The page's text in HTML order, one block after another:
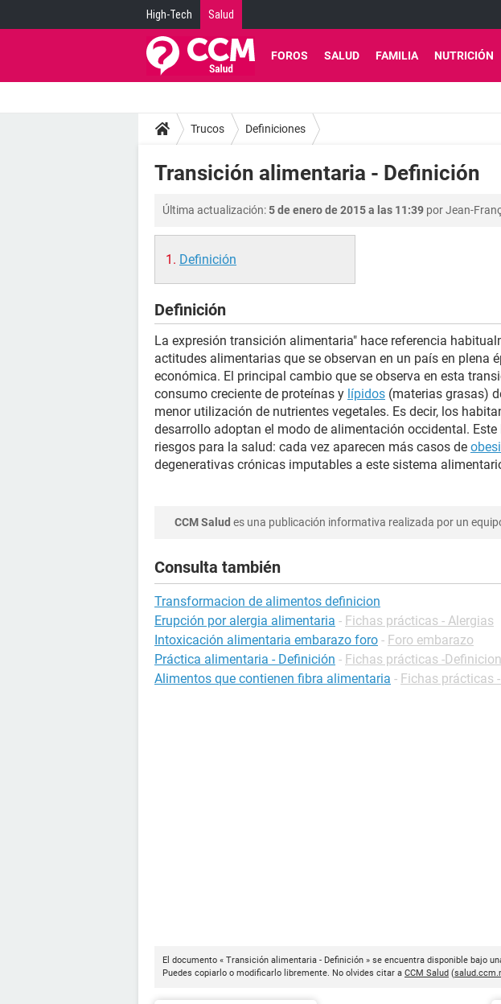
High-Tech Salud
FOROS SALUD FAMILIA NUTRICIÓN
Trucos Definiciones
Transición alimentaria - Definición
Última actualización:5 de enero de 2015 a las 11:39 porJean-
Definición
Definición
La expresión transición alimentaria" hace referencia
actitudes alimentarias que se observan en un país en plena
económica. El principal cambio que se observa en esta
consumo creciente de proteínas y lípidos (materias grasas)
menor utilización de nutrientes vegetales. Es decir, los
desarrollo adoptan el modo de alimentación occidental. Este
riesgos para la salud: cada vez aparecen más casos de
degenerativas crónicas imputables a este sistema
CCM Salud es una publicación informativa realizada por un
Consulta también
Transformacion de alimentos definicion
Erupción por alergia alimentaria - Fichas prácticas - Alergias
Intoxicación alimentaria embarazo foro - Foro embarazo
Práctica alimentaria - Definición - Fichas prácticas -
Alimentos que contienen fibra alimentaria - Fichas prácticas
El documento « Transición alimentaria - Definición » se encuentra disponible bajo
Puedes copiarlo o modificarlo libremente. No olvides citar a CCM Salud (